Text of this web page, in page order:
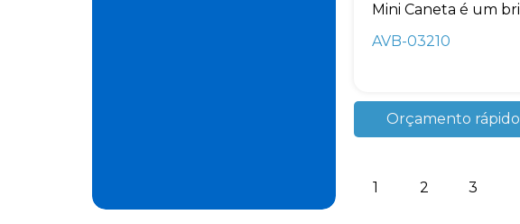
Mini Caneta é um
AVB-03210
Orçamento rápido
1 2 3